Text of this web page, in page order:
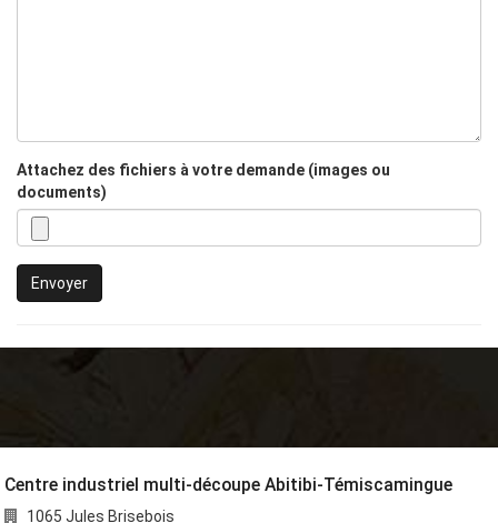
Attachez des fichiers à votre demande (images ou
documents)
Envoyer
Centre industriel multi-découpe Abitibi-Témiscamingue
1065 Jules Brisebois